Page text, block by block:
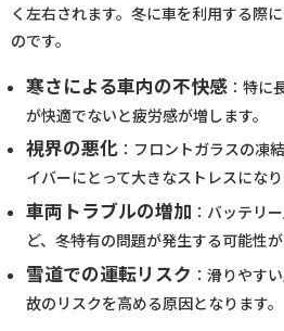
く左右されます。冬に車を利用する際
のです。
寒さによる車内の不快感 ：特に
が快適でないと疲労感が増します。
視界の悪化 ：フロントガラスの凍
イバーにとって大きなストレスになり
車両トラブルの増加 ：バッテリ
ど、冬特有の問題が発生する可能性が
雪道での運転リスク ：滑りやす
故のリスクを高める原因となります。